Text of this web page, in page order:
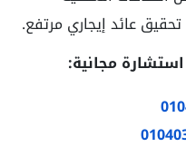
عائد إيجاري مرتفع.
مجانية: